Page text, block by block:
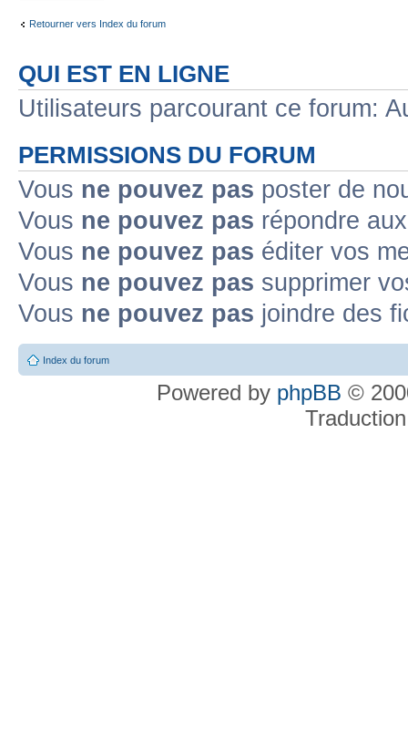
Retourner vers Index du forum
QUI EST EN LIGNE
Utilisateurs parcourant ce forum:
PERMISSIONS DU FORUM
Vous ne pouvez pas poster de
Vous ne pouvez pas répondre
Vous ne pouvez pas éditer vos
Vous ne pouvez pas supprimer
Vous ne pouvez pas joindre des
Index du forum
Powered by phpBB ©